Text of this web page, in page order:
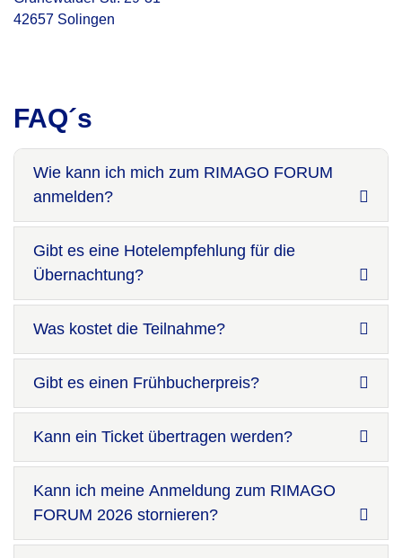
42657 Solingen
FAQ´s
Wie kann ich mich zum RIMAGO FORUM
anmelden?
Gibt es eine Hotelempfehlung für die
Übernachtung?
Was kostet die Teilnahme?
Gibt es einen Frühbucherpreis?
Kann ein Ticket übertragen werden?
Kann ich meine Anmeldung zum RIMAGO
FORUM 2026 stornieren?